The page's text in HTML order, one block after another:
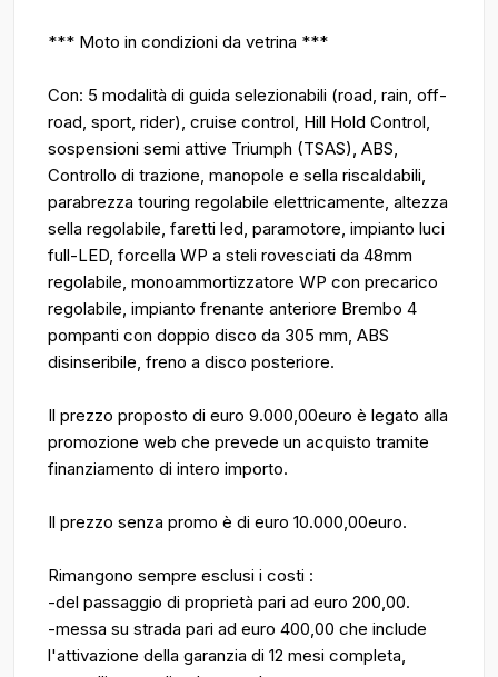
*** Moto in condizioni da vetrina ***
Con: 5 modalità di guida selezionabili (road, rain, off-
road, sport, rider), cruise control, Hill Hold Control,
sospensioni semi attive Triumph (TSAS), ABS,
Controllo di trazione, manopole e sella riscaldabili,
parabrezza touring regolabile elettricamente, altezza
sella regolabile, faretti led, paramotore, impianto luci
full-LED, forcella WP a steli rovesciati da 48mm
regolabile, monoammortizzatore WP con precarico
regolabile, impianto frenante anteriore Brembo 4
pompanti con doppio disco da 305 mm, ABS
disinseribile, freno a disco posteriore.
Il prezzo proposto di euro 9.000,00euro è legato alla
promozione web che prevede un acquisto tramite
finanziamento di intero importo.
Il prezzo senza promo è di euro 10.000,00euro.
Rimangono sempre esclusi i costi :
-del passaggio di proprietà pari ad euro 200,00.
-messa su strada pari ad euro 400,00 che include
l'attivazione della garanzia di 12 mesi completa,